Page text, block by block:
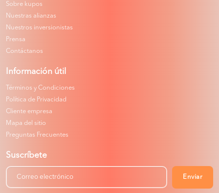
Sobre kupos
Nuestras alianzas
Nuestros inversionistas
Prensa
Contáctanos
Información útil
Términos y Condiciones
Política de Privacidad
Cliente empresa
Mapa del sitio
Preguntas Frecuentes
Suscríbete
Enviar